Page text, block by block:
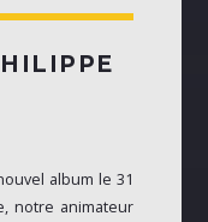
album le 31
notre animateur